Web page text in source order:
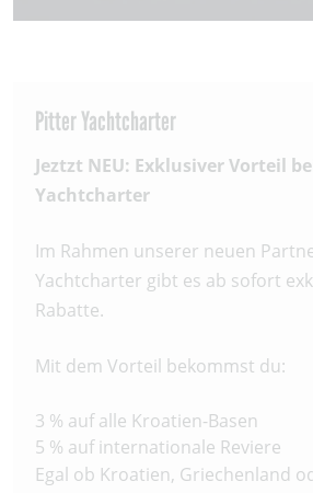
Pitter Yachtcharter
Jeztzt NEU: Exklusiver Vorteil
Yachtcharter
Im Rahmen unserer neuen
Yachtcharter gibt es ab sofort
Rabatte.
Mit dem Vorteil bekommst du:
3 % auf alle Kroatien-Basen
5 % auf internationale Reviere
Egal ob Kroatien, Griechenland